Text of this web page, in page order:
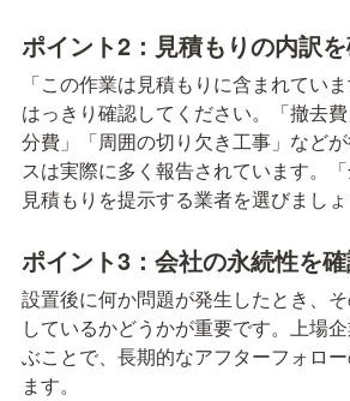
ポイント2：見積もりの内訳
「この作業は見積もりに含まれてい
はっきり確認してください。「撤去
分費」「周囲の切り欠き工事」など
スは実際に多く報告されています。
見積もりを提示する業者を選びましょ
ポイント3：会社の永続性を
設置後に何か問題が発生したとき、
しているかどうかが重要です。上場
ぶことで、長期的なアフターフォロ
ます。